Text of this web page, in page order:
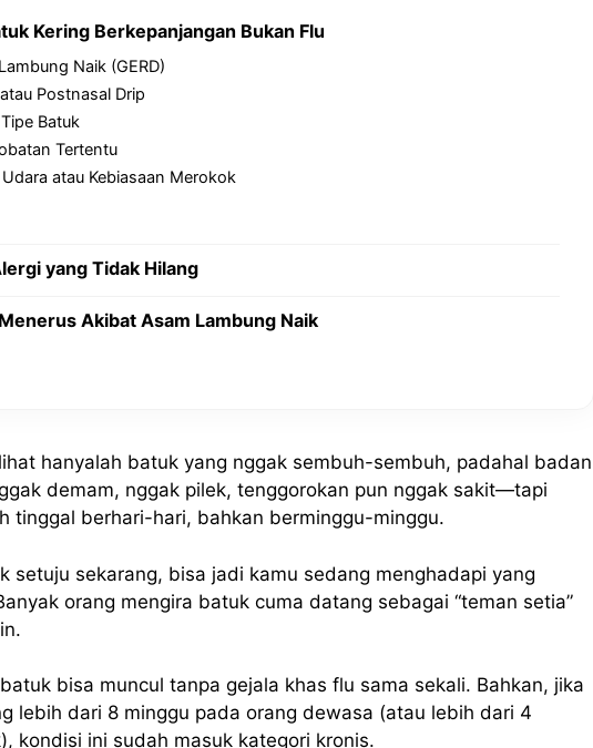
Kering Berkepanjangan Bukan Flu
Naik (GERD)
Postnasal Drip
Batuk
Tertentu
atau Kebiasaan Merokok
yang Tidak Hilang
Akibat Asam Lambung Naik
hanyalah batuk yang nggak sembuh-sembuh, padahal badan
demam, nggak pilek, tenggorokan pun nggak sakit—tapi
tinggal berhari-hari, bahkan berminggu-minggu.
setuju sekarang, bisa jadi kamu sedang menghadapi yang
orang mengira batuk cuma datang sebagai “teman setia”
bisa muncul tanpa gejala khas flu sama sekali. Bahkan, jika
lebih dari 8 minggu pada orang dewasa (atau lebih dari 4
kondisi ini sudah masuk kategori kronis.